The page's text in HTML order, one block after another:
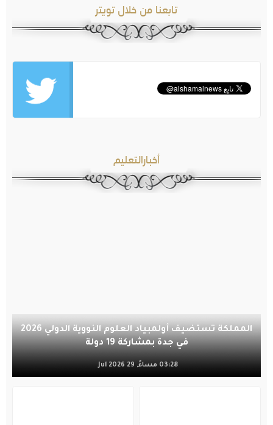
تابعنا من خلال تويتر
أخبارالتعليم
المملكة تستضيف أولمبياد العلوم النووية الدولي 2026
في جدة بمشاركة 19 دولة
03:28 مساءً, 29 Jul 2026